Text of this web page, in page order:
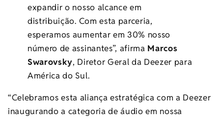
expandir o nosso alcance em
distribuição. Com esta parceria,
esperamos aumentar em 30% nosso
número de assinantes”, afirma Marcos
Swarovsky, Diretor Geral da Deezer para
América do Sul.
“Celebramos esta aliança estratégica com a Deezer
inaugurando a categoria de áudio em nossa